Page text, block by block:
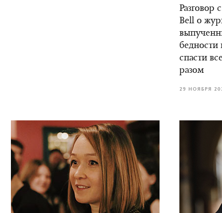
Разговор
Bell о
бедности
спасти
разом
29 НОЯБРЯ